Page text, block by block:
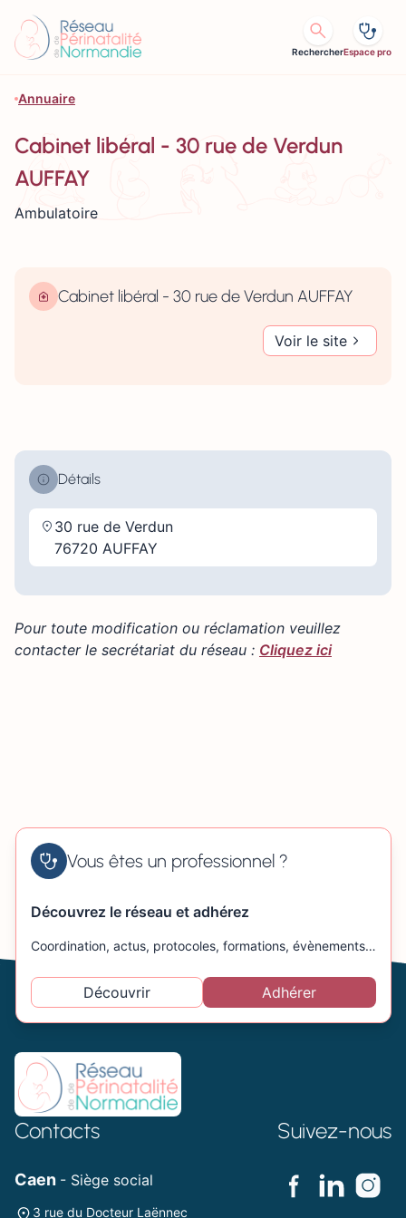
RechercherEspace pro
Annuaire
Cabinet libéral - 30 rue de Verdun
AUFFAY
Ambulatoire
Cabinet libéral - 30 rue de Verdun AUFFAY
Voir le site
Détails
30 rue de Verdun
76720 AUFFAY
Pour toute modification ou réclamation veuillez
contacter le secrétariat du réseau : Cliquez ici
Vous êtes un professionnel ?
Découvrez le réseau et adhérez
Coordination, actus, protocoles, formations, évènements…
Découvrir Adhérer
Contacts
Caen - Siège social
3 rue du Docteur Laënnec
Suivez-nous